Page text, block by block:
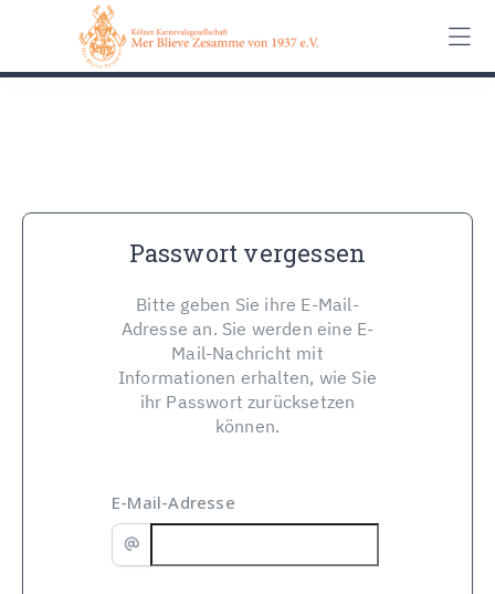
0162 90 650 62
Passwort vergessen
Bitte geben Sie ihre E-Mail-
Adresse an. Sie werden eine E-
Mail-Nachricht mit
Informationen erhalten, wie Sie
ihr Passwort zurücksetzen
können.
E-Mail-Adresse